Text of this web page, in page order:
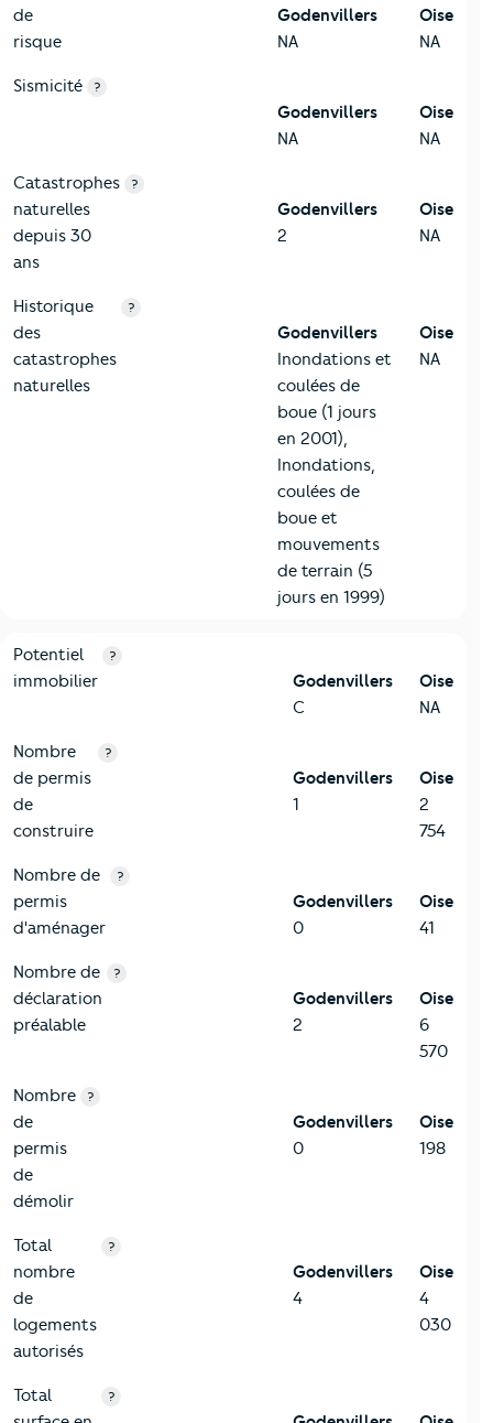
de
risque
Godenvillers
NA
Oise
NA
Sismicité ?
Godenvillers
NA
Oise
NA
Catastrophes
naturelles
depuis 30
ans
?
Godenvillers
2
Oise
NA
Historique
des
catastrophes
naturelles
?
Godenvillers
Inondations et
coulées de
boue (1 jours
en 2001),
Inondations,
coulées de
boue et
mouvements
de terrain (5
jours en 1999)
Oise
NA
10-Logement
Critères Godenvillers
Potentiel
immobilier
?
Godenvillers
C
Oise
NA
Nombre
de permis
de
construire
?
Godenvillers
1
Oise
2
754
Nombre de
permis
d'aménager
?
Godenvillers
0
Oise
41
Nombre de
déclaration
préalable
?
Godenvillers
2
Oise
6
570
Nombre
de
permis
de
démolir
?
Godenvillers
0
Oise
198
Total
nombre
de
logements
autorisés
?
Godenvillers
4
Oise
4
030
Total
?